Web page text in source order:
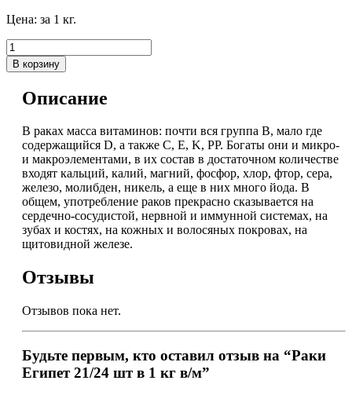
Цена: за 1 кг.
В корзину
Описание
В раках масса витаминов: почти вся группа B, мало где
содержащийся D, а также C, E, K, PP. Богаты они и микро-
и макроэлементами, в их состав в достаточном количестве
входят кальций, калий, магний, фосфор, хлор, фтор, сера,
железо, молибден, никель, а еще в них много йода. В
общем, употребление раков прекрасно сказывается на
сердечно-сосудистой, нервной и иммунной системах, на
зубах и костях, на кожных и волосяных покровах, на
щитовидной железе.
Отзывы
Отзывов пока нет.
Будьте первым, кто оставил отзыв на “Раки
Египет 21/24 шт в 1 кг в/м”